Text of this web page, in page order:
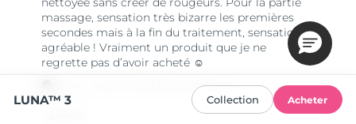
LUNA™ 3 Collection Acheter